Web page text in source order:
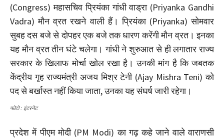
(Congress) महासचिव प्रियंका गांधी वाड्रा (Priyanka Gandhi
Vadra) मौन व्रत रखने वाली हैं। प्रियंका (Priyanka) सोमवार
सुबह दस बजे से दोपहर एक बजे तक धारण करेंगी मौन व्रत। इनका
यह मौन व्रत तीन घंटे चलेगा। गांधी ने शुरुआत से ही लगातार राज्य
सरकार के खिलाफ मोर्चा खोल रखा है। उनकी मांग है कि जबतक
केंद्रीय गृह राज्यमंत्री अजय मिश्र टेनी (Ajay Mishra Teni) को
पद से बर्खास्त नहीं किया जाता, उनका यह संघर्ष जारी रहेगा।
फोटो : इंटरनेट
प्रदेश में पीएम मोदी (PM Modi) का गढ़ कहे जाने वाले वाराणसी